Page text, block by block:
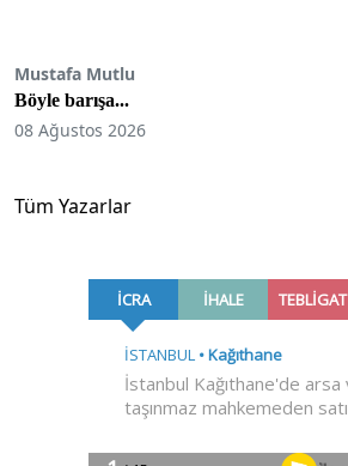
Mustafa Mutlu
Böyle barışa...
08 Ağustos 2026
Tüm Yazarlar